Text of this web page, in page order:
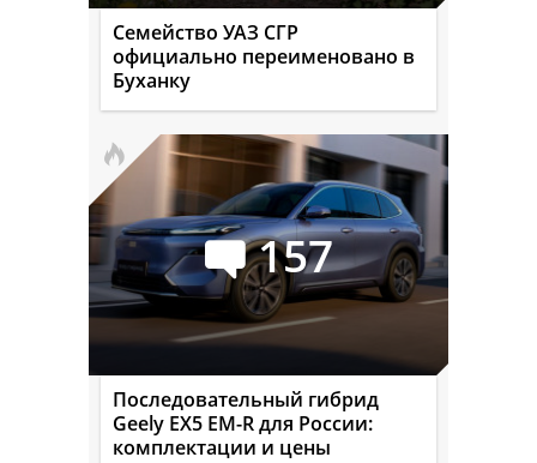
Семейство УАЗ СГР
официально переименовано в
Буханку
157
Последовательный гибрид
Geely EX5 EM-R для России:
комплектации и цены